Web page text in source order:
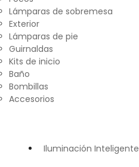
Lámparas de sobremesa
Exterior
Lámparas de pie
Guirnaldas
Kits de inicio
Baño
Bombillas
Accesorios
Iluminación Inteligente